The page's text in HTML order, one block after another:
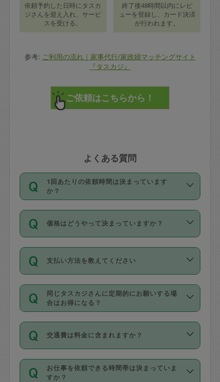
依頼予約した日時にタスカ
ジさんを迎え入れ、サービ
スを受ける。
終了後48時間以内にレビ
ューを登録し、カード決済
が行われます。
参考: ご利用の流れ｜家事代行/家政婦マッチングサイト
『タスカジ』
よくある質問
1回あたりの依頼時間は決まっています
か？
依頼1回につき3時間固定です。3時間を
超えて依頼したい場合は、延長機能をご
利用ください。機能をご利用いただくに
の上事前申請することが必要です。な
お、3時間を下回っても、値引き等はござ
いません。
価格はどうやって決まっていますか？
11種類の価格帯の中からタスカジさん自
身が価格を選んで設定しています。
タスカジさんの価格設定には最初は制限
があり、レビュー件数、レビューの平均
値、などで除々に設定可能な最高額が上
がっていく仕組みになっています。
支払い方法を教えてください
お支払方法はクレジットカード（Visa／
Master／JCB／AMERICAN EXPRESS／
Diners Club）のみとなります。
を行う際にご入力ください。プロフィー
ル登録時にはご入力いただかなくても大
丈夫です。
デビットカード・プリペイドカード（Vプ
同じタスカジさんに定期的にお願いする場
合はお得になる？
依頼には「スポット」と「定期（毎週｜
隔週）」があり、「定期」の依頼は「ス
ポット」よりお得な料金でご利用できま
す。
定期の最低利用回数は設けていない代わ
交通費は料金に含まれますか？
交通費は依頼料金とは別途発生し、依頼
料金のご請求と合わせてお支払いとなり
お仕事を依頼できる時間帯は決まっていま
すか？